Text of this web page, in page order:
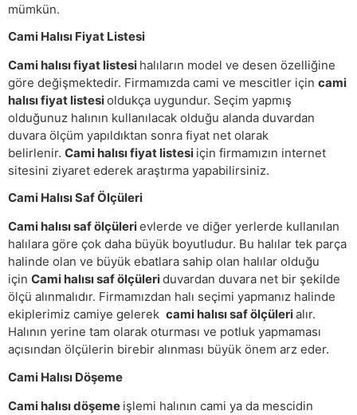
mümkün.
Cami Halısı Fiyat Listesi
Cami halısı fiyat listesi halıların model ve desen özelliğine
göre değişmektedir. Firmamızda cami ve mescitler için cami
halısı fiyat listesioldukça uygundur. Seçim yapmış
olduğunuz halının kullanılacak olduğu alanda duvardan
duvara ölçüm yapıldıktan sonra fiyat net olarak
belirlenir. Cami halısı fiyat listesi için firmamızın internet
sitesini ziyaret ederek araştırma yapabilirsiniz.
Cami Halısı Saf Ölçüleri
Cami halısı saf ölçülerievlerde ve diğer yerlerde kullanılan
halılara göre çok daha büyük boyutludur. Bu halılar tek parça
halinde olan ve büyük ebatlara sahip olan halılar olduğu
için Cami halısı saf ölçüleriduvardan duvara net bir şekilde
ölçü alınmalıdır. Firmamızdan halı seçimi yapmanız halinde
ekiplerimiz camiye gelerek cami halısı saf ölçülerialır.
Halının yerine tam olarak oturması ve potluk yapmaması
açısından ölçülerin birebir alınması büyük önem arz eder.
Cami Halısı Döşeme
Cami halısı döşeme işlemi halının cami ya da mescidin